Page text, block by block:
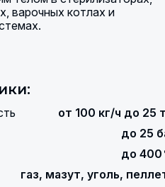
варочных котлах и
от 100 кг/ч до 25
до 25
до 400
газ, мазут, уголь,